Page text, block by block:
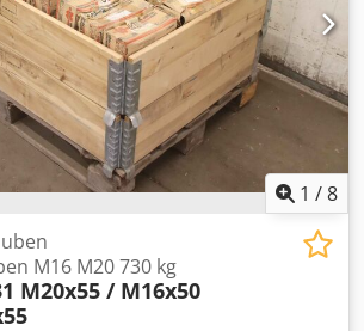
1 /8
M16 M20 730 kg
M20x55 / M16x50